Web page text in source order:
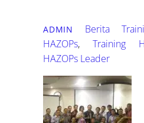
ADMIN Berita
HAZOPs,Training
HAZOPs Leader